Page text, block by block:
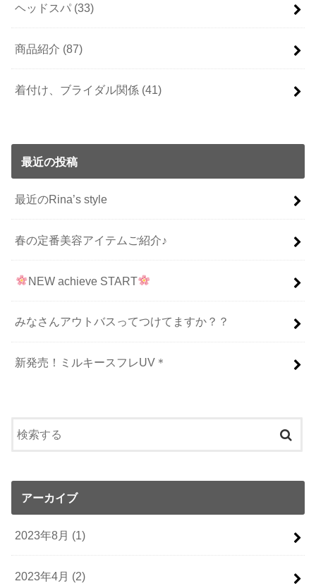
ヘッドスパ (33)
商品紹介 (87)
着付け、ブライダル関係 (41)
最近の投稿
最近のRina’s style
春の定番美容アイテムご紹介♪
NEW achieve START
みなさんアウトバスってつけてますか？？
新発売！ミルキースフレUV＊
アーカイブ
2023年8月 (1)
2023年4月 (2)